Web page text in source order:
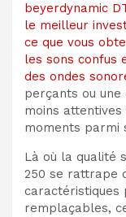
beyerdynamic
le meilleur
ce que vous
les sons confus
des ondes
perçants ou
moins
moments parmi
Là où la qualité
250 se rattrape
caractéristiques
remplaçables,